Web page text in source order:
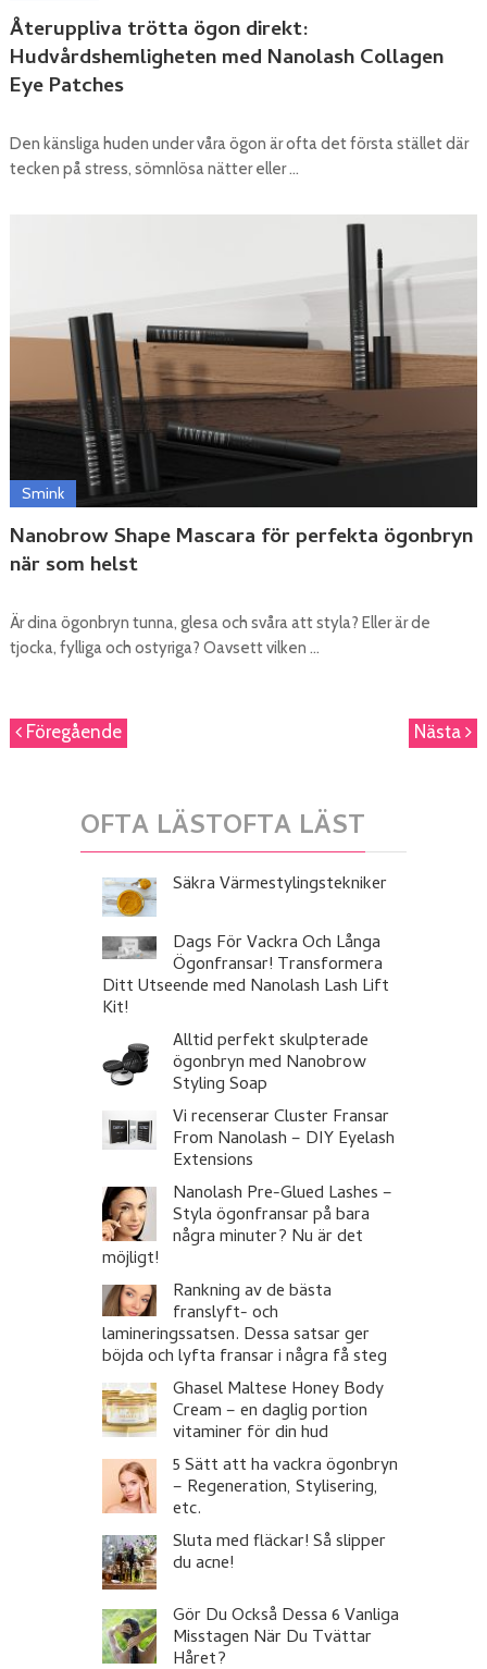
Återuppliva trötta ögon direkt:
Hudvårdshemligheten med Nanolash Collagen
Eye Patches
Den känsliga huden under våra ögon är ofta det första stället där
tecken på stress, sömnlösa nätter eller …
Nanobrow Shape Mascara för perfekta ögonbryn
när som helst
Smink
Är dina ögonbryn tunna, glesa och svåra att styla? Eller är de
tjocka, fylliga och ostyriga? Oavsett vilken …
Föregående Nästa
OFTA LÄSTOFTA LÄST
Säkra Värmestylingstekniker
Dags För Vackra Och Långa
Ögonfransar! Transformera
Ditt Utseende med Nanolash Lash Lift
Kit!
Alltid perfekt skulpterade
ögonbryn med Nanobrow
Styling Soap
Vi recenserar Cluster Fransar
From Nanolash – DIY Eyelash
Extensions
Nanolash Pre-Glued Lashes –
Styla ögonfransar på bara
några minuter? Nu är det
möjligt!
Rankning av de bästa
franslyft- och
lamineringssatsen. Dessa satsar ger
böjda och lyfta fransar i några få steg
Ghasel Maltese Honey Body
Cream – en daglig portion
vitaminer för din hud
5 Sätt att ha vackra ögonbryn
– Regeneration, Stylisering,
etc.
Sluta med fläckar! Så slipper
du acne!
Gör Du Också Dessa 6 Vanliga
Misstagen När Du Tvättar
Håret?